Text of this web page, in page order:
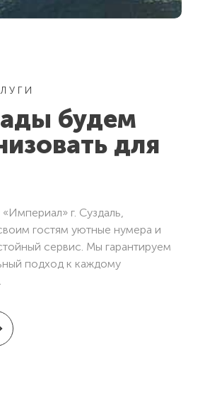
будем
для
г. Суздаль,
гостям уютные нумера и
сервис. Мы гарантируем
подход к каждому